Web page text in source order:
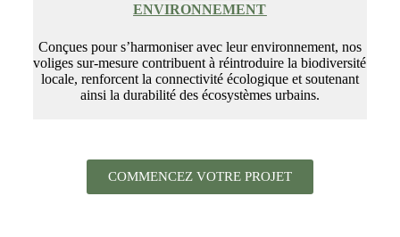
ENVIRONNEMENT
Conçues pour s’harmoniser avec leur environnement, nos
voliges sur-mesure contribuent à réintroduire la biodiversité
locale, renforcent la connectivité écologique et soutenant
ainsi la durabilité des écosystèmes urbains.
COMMENCEZ VOTRE PROJET